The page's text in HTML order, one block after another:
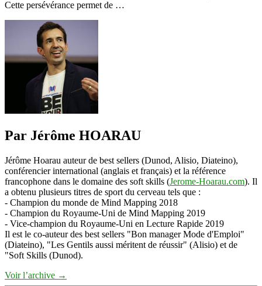
Cette persévérance permet de …
Par Jérôme HOARAU
Jérôme Hoarau auteur de best sellers (Dunod, Alisio, Diateino),
conférencier international (anglais et français) et la référence
francophone dans le domaine des soft skills (Jerome-Hoarau.com). Il
a obtenu plusieurs titres de sport du cerveau tels que :
- Champion du monde de Mind Mapping 2018
- Champion du Royaume-Uni de Mind Mapping 2019
- Vice-champion du Royaume-Uni en Lecture Rapide 2019
Il est le co-auteur des best sellers "Bon manager Mode d'Emploi"
(Diateino), "Les Gentils aussi méritent de réussir" (Alisio) et de
"Soft Skills (Dunod).
Voir l’archive →